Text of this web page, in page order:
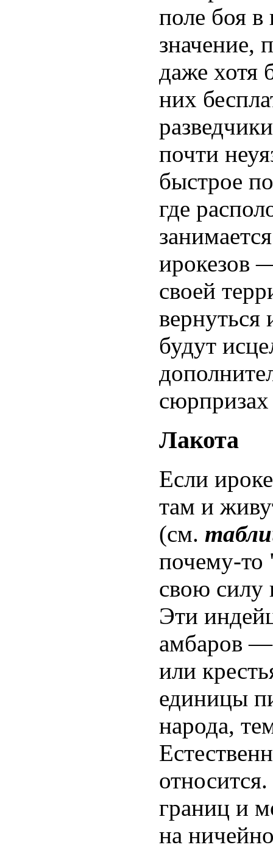
поле боя в
значение,
даже хотя
них
почти
быстрое
где
ирокезов
своей
вернуться
будут
Лакота
Если
там и
(см.
почему-то
свою силу
Эти
амбаров —
или
единицы
народа,
границ и
на